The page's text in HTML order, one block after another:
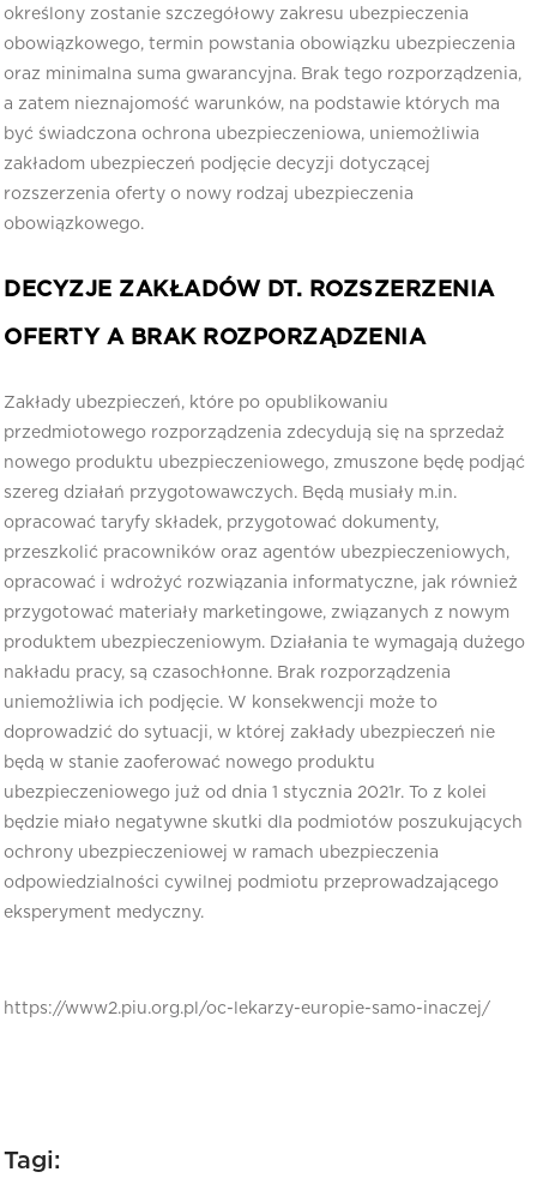
określony zostanie szczegółowy zakresu ubezpieczenia
obowiązkowego, termin powstania obowiązku ubezpieczenia
oraz minimalna suma gwarancyjna. Brak tego rozporządzenia,
a zatem nieznajomość warunków, na podstawie których ma
być świadczona ochrona ubezpieczeniowa, uniemożliwia
zakładom ubezpieczeń podjęcie decyzji dotyczącej
rozszerzenia oferty o nowy rodzaj ubezpieczenia
obowiązkowego.
DECYZJE ZAKŁADÓW DT. ROZSZERZENIA
OFERTY A BRAK ROZPORZĄDZENIA
Zakłady ubezpieczeń, które po opublikowaniu
przedmiotowego rozporządzenia zdecydują się na sprzedaż
nowego produktu ubezpieczeniowego, zmuszone będę podjąć
szereg działań przygotowawczych. Będą musiały m.in.
opracować taryfy składek, przygotować dokumenty,
przeszkolić pracowników oraz agentów ubezpieczeniowych,
opracować i wdrożyć rozwiązania informatyczne, jak również
przygotować materiały marketingowe, związanych z nowym
produktem ubezpieczeniowym. Działania te wymagają dużego
nakładu pracy, są czasochłonne. Brak rozporządzenia
uniemożliwia ich podjęcie. W konsekwencji może to
doprowadzić do sytuacji, w której zakłady ubezpieczeń nie
będą w stanie zaoferować nowego produktu
ubezpieczeniowego już od dnia 1 stycznia 2021r. To z kolei
będzie miało negatywne skutki dla podmiotów poszukujących
ochrony ubezpieczeniowej w ramach ubezpieczenia
odpowiedzialności cywilnej podmiotu przeprowadzającego
eksperyment medyczny.
https://www2.piu.org.pl/oc-lekarzy-europie-samo-inaczej/
Tagi: